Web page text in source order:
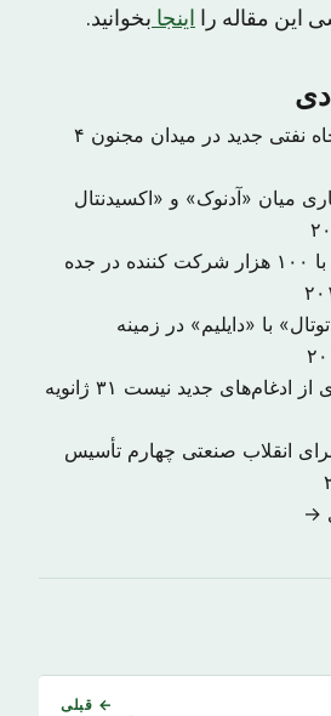
این مقاله را اینجا بخوانید.
۴
میان «آدنوک» و «اکسیدنتال
جام جهانی کارآفرینان با ۱۰۰ هزار شرکت کننده در جده
با «دایلیم» در زمینه
از ادغام‌های جدید نیست
۳۱ ژانویه
برای انقلاب صنعتی چهارم تأسیس
→
← قبلی